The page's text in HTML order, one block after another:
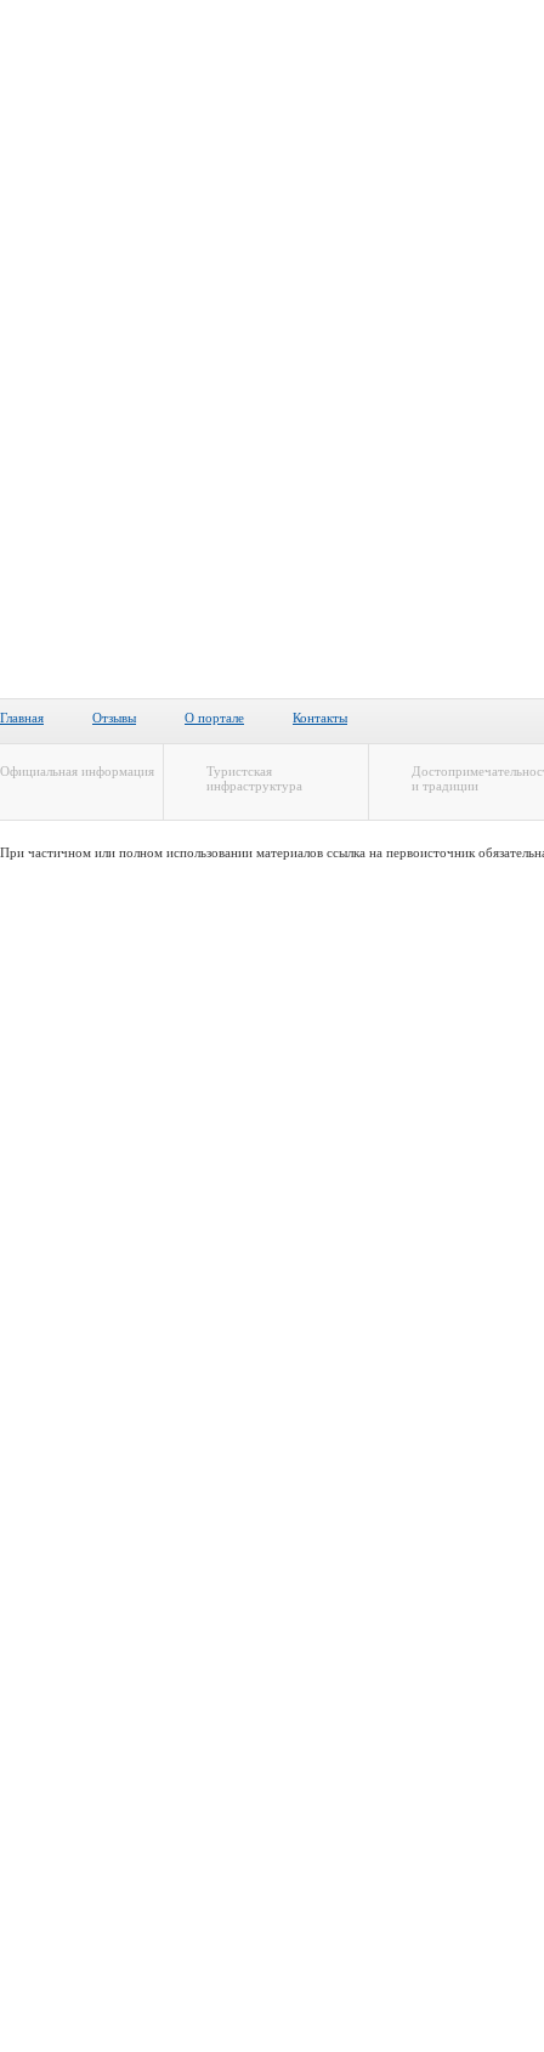
Главная Отзывы О портале Контакты
Официальная информация
Туристская
инфраструктура
и традиции
При частичном или полном использовании материалов ссылка на первоисточник